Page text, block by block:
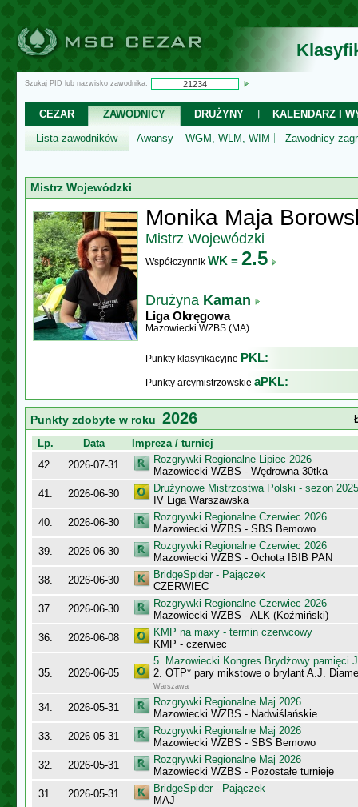
Szukaj PID lub nazwisko zawodnika:
CEZAR ZAWODNICY DRUŻYNY
KALENDARZ I
Lista zawodników
Awansy WGM, WLM, WIM Zawodnicy
Mistrz Wojewódzki
Monika Maja
Mistrz Wojewódzki
Współczynnik WK = 2.5
Drużyna Kaman
Liga Okręgowa
Mazowiecki WZBS (MA)
Punkty klasyfikacyjne PKL:
Punkty arcymistrzowskie aPKL:
Punkty zdobyte w roku 2026
Lp.
Data
Impreza / turniej
42.
2026-07-31
Rozgrywki Regionalne Lipiec 2026
Mazowiecki WZBS - Wędrowna 30tka
41.
2026-06-30
Drużynowe Mistrzostwa Polski - sezon
IV Liga Warszawska
40.
2026-06-30
Rozgrywki Regionalne Czerwiec 2026
Mazowiecki WZBS - SBS Bemowo
39.
2026-06-30
Rozgrywki Regionalne Czerwiec 2026
Mazowiecki WZBS - Ochota IBIB PAN
38.
2026-06-30
BridgeSpider - Pajączek
CZERWIEC
37.
2026-06-30
Rozgrywki Regionalne Czerwiec 2026
Mazowiecki WZBS - ALK (Koźmiński)
36.
2026-06-08
KMP na maxy - termin czerwcowy
KMP - czerwiec
35. 2026-06-05
5. Mazowiecki Kongres Brydżowy pamięci
2. OTP* pary mikstowe o brylant A.J.
Warszawa
34. 2026-05-31
Rozgrywki Regionalne Maj 2026
Mazowiecki WZBS - Nadwiślańskie
33.
2026-05-31
Rozgrywki Regionalne Maj 2026
Mazowiecki WZBS - SBS Bemowo
32.
2026-05-31
Rozgrywki Regionalne Maj 2026
Mazowiecki WZBS - Pozostałe turnieje
31.
2026-05-31
BridgeSpider - Pajączek
MAJ